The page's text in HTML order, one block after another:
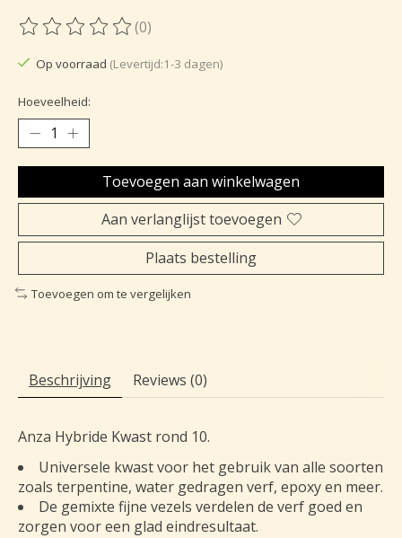
De beoordeling van dit product is
(0)
Op voorraad (Levertijd:1-3 dagen)
Hoeveelheid:
Toevoegen aan winkelwagen
Aan verlanglijst toevoegen
Plaats bestelling
Toevoegen om te vergelijken
Beschrijving Reviews (0)
Anza Hybride Kwast rond 10.
Universele kwast voor het gebruik van alle soorten
zoals terpentine, water gedragen verf, epoxy en meer.
De gemixte fijne vezels verdelen de verf goed en
zorgen voor een glad eindresultaat.